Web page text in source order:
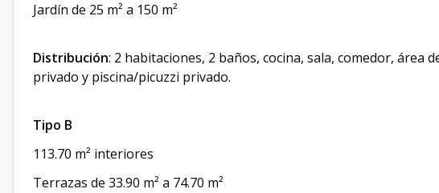
Jardín de 25 m² a 150 m²
Distribución: 2 habitaciones, 2 baños, cocina, sala, comedor, área
privado y piscina/picuzzi privado.
Tipo B
113.70 m² interiores
Terrazas de 33.90 m² a 74.70 m²